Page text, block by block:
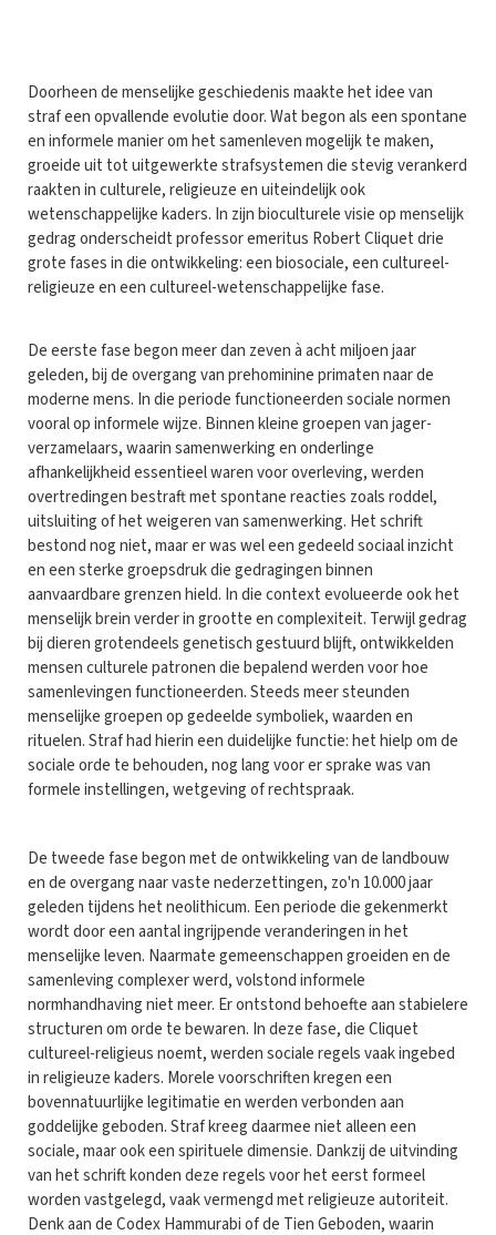
Doorheen de menselijke geschiedenis maakte het idee van
straf een opvallende evolutie door. Wat begon als een spontane
en informele manier om het samenleven mogelijk te maken,
groeide uit tot uitgewerkte strafsystemen die stevig verankerd
raakten in culturele, religieuze en uiteindelijk ook
wetenschappelijke kaders. In zijn bioculturele visie op menselijk
gedrag onderscheidt professor emeritus Robert Cliquet drie
grote fases in die ontwikkeling: een biosociale, een cultureel-
religieuze en een cultureel-wetenschappelijke fase.
De eerste fase begon meer dan zeven à acht miljoen jaar
geleden, bij de overgang van prehominine primaten naar de
moderne mens. In die periode functioneerden sociale normen
vooral op informele wijze. Binnen kleine groepen van jager-
verzamelaars, waarin samenwerking en onderlinge
afhankelijkheid essentieel waren voor overleving, werden
overtredingen bestraft met spontane reacties zoals roddel,
uitsluiting of het weigeren van samenwerking. Het schrift
bestond nog niet, maar er was wel een gedeeld sociaal inzicht
en een sterke groepsdruk die gedragingen binnen
aanvaardbare grenzen hield. In die context evolueerde ook het
menselijk brein verder in grootte en complexiteit. Terwijl gedrag
bij dieren grotendeels genetisch gestuurd blijft, ontwikkelden
mensen culturele patronen die bepalend werden voor hoe
samenlevingen functioneerden. Steeds meer steunden
menselijke groepen op gedeelde symboliek, waarden en
rituelen. Straf had hierin een duidelijke functie: het hielp om de
sociale orde te behouden, nog lang voor er sprake was van
formele instellingen, wetgeving of rechtspraak.
De tweede fase begon met de ontwikkeling van de landbouw
en de overgang naar vaste nederzettingen, zo'n 10.000 jaar
geleden tijdens het neolithicum. Een periode die gekenmerkt
wordt door een aantal ingrijpende veranderingen in het
menselijke leven. Naarmate gemeenschappen groeiden en de
samenleving complexer werd, volstond informele
normhandhaving niet meer. Er ontstond behoefte aan stabielere
structuren om orde te bewaren. In deze fase, die Cliquet
cultureel-religieus noemt, werden sociale regels vaak ingebed
in religieuze kaders. Morele voorschriften kregen een
bovennatuurlijke legitimatie en werden verbonden aan
goddelijke geboden. Straf kreeg daarmee niet alleen een
sociale, maar ook een spirituele dimensie. Dankzij de uitvinding
van het schrift konden deze regels voor het eerst formeel
worden vastgelegd, vaak vermengd met religieuze autoriteit.
Denk aan de Codex Hammurabi of de Tien Geboden, waarin